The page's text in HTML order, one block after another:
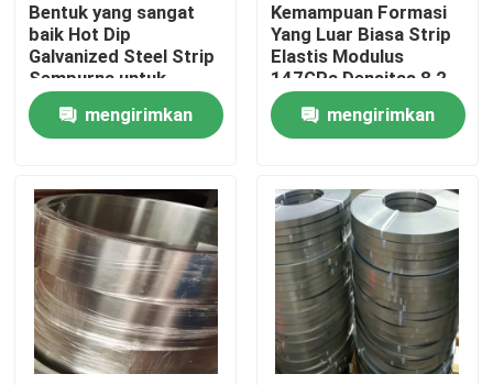
Produk
Tentang kami
Tur Pabrik
Bentuk yang sangat
baik Hot Dip
Galvanized Steel Strip
Sempurna untuk
berbagai aplikasi
mengirimkan
Kemampuan Formasi
Yang Luar Biasa Strip
Elastis Modulus
147GPa Densitas 8,2
G/cm3
mengirimkan